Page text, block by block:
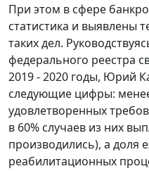
При этом в сфере
статистика и выявлены
таких дел.
федерального реестра
2019 - 2020 годы, Юрий
следующие цифры:
удовлетворенных
в 60% случаев из них
производились), а доля
реабилитационных